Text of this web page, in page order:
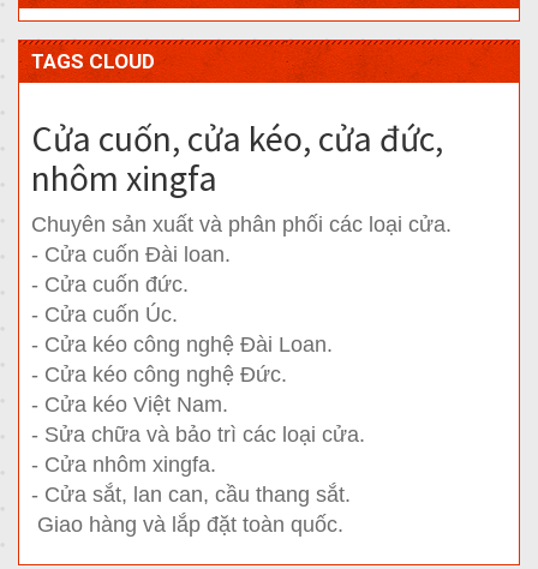
TAGS CLOUD
Cửa cuốn, cửa kéo, cửa đức,
nhôm xingfa
Chuyên sản xuất và phân phối các loại cửa.
- Cửa cuốn Đài loan.
- Cửa cuốn đức.
- Cửa cuốn Úc.
- Cửa kéo công nghệ Đài Loan.
- Cửa kéo công nghệ Đức.
- Cửa kéo Việt Nam.
- Sửa chữa và bảo trì các loại cửa.
- Cửa nhôm xingfa.
- Cửa sắt, lan can, cầu thang sắt.
Giao hàng và lắp đặt toàn quốc.